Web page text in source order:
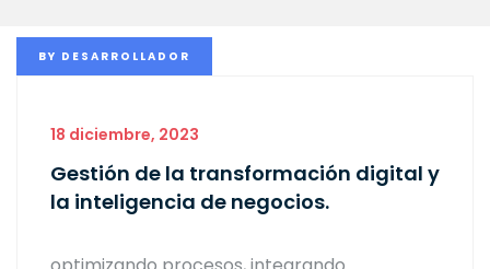
BY DESARROLLADOR
18 diciembre, 2023
Gestión de la transformación digital y
la inteligencia de negocios.